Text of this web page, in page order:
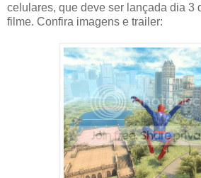
celulares, que deve ser lançada dia 3
filme. Confira imagens e trailer: